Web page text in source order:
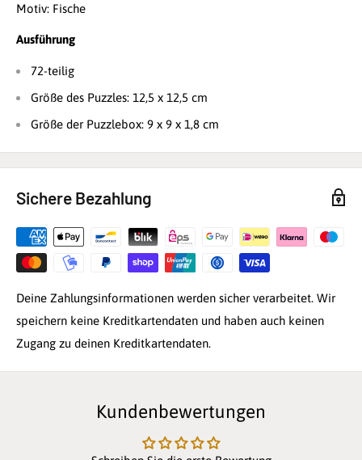
Motiv: Fische
Ausführung
72-teilig
Größe des Puzzles: 12,5 x 12,5 cm
Größe der Puzzlebox: 9 x 9 x 1,8 cm
Sichere Bezahlung
Deine Zahlungsinformationen werden sicher verarbeitet. Wir
speichern keine Kreditkartendaten und haben auch keinen
Zugang zu deinen Kreditkartendaten.
Kundenbewertungen